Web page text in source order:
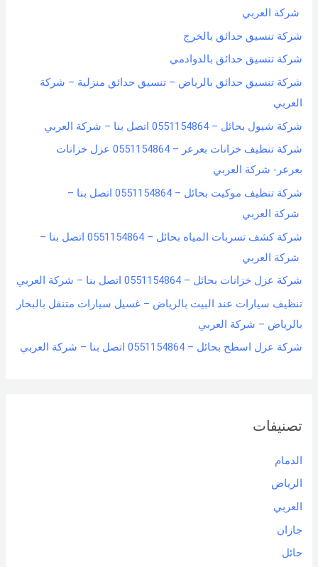
شركة العربي
شركة تنسيق حدائق بالخرج
شركة تنسيق حدائق بالدوادمي
شركة تنسيق حدائق بالرياض – تنسيق حدائق منزلية – شركة
العربي
شركة شيول بحائل – 0551154864 اتصل بنا – شركة العربي
شركة تنظيف خزانات بعرعر – 0551154864 عزل خزانات
بعرعر- شركة العربي
شركة تنظيف موكيت بحائل – 0551154864 اتصل بنا –
شركة العربي
شركة كشف تسربات المياه بحائل – 0551154864 اتصل بنا –
شركة العربي
شركة عزل خزانات بحائل – 0551154864 اتصل بنا – شركة العربي
تنظيف سيارات عند البيت بالرياض – غسيل سيارات متنقل بالبخار
بالرياض – شركة العربي
شركة عزل اسطح بحائل – 0551154864 اتصل بنا – شركة العربي
تصنيفات
الدمام
الرياض
العربي
جازان
حائل